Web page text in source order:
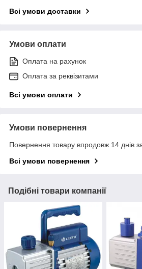
Всі умови доставки
Умови оплати
Оплата на рахунок
Оплата за реквізитами
Всі умови оплати
Умови повернення
Повернення товару впродовж 14 днів
Всі умови повернення
Подібні товари компанії